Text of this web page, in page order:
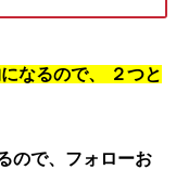
なるので、 ２つと
ので、フォローお